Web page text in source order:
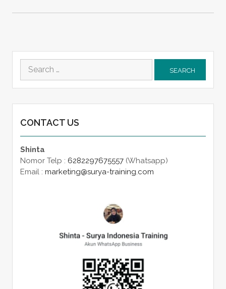
Search
for:
CONTACT US
Shinta
Nomor Telp : 6282297675557(Whatsapp)
Email : marketing@surya-training.com